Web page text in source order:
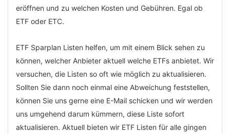
eröffnen und zu welchen Kosten und Gebühren. Egal ob
ETF oder ETC.
ETF Sparplan Listen helfen, um mit einem Blick sehen zu
können, welcher Anbieter aktuell welche ETFs anbietet. Wir
versuchen, die Listen so oft wie möglich zu aktualisieren.
Sollten Sie dann noch einmal eine Abweichung feststellen,
können Sie uns gerne eine E-Mail schicken und wir werden
uns umgehend darum kümmern, diese Liste sofort
aktualisieren. Aktuell bieten wir ETF Listen für alle gingen